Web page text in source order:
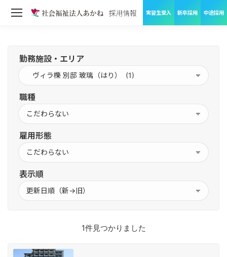
実習生受入 新卒採用 中途採用
勤務施設・エリア
職種
雇用形態
表示順
1件見つかりました